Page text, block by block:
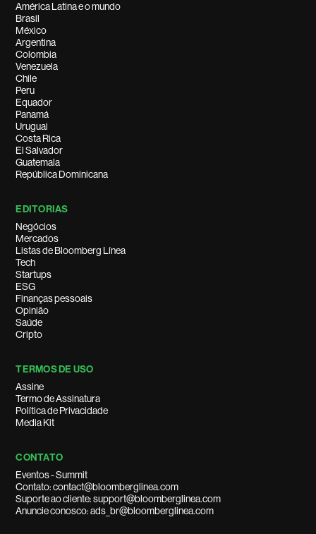
América Latina e o mundo
Brasil
México
Argentina
Colombia
Venezuela
Chile
Peru
Equador
Panamá
Uruguai
Costa Rica
El Salvador
Guatemala
República Dominicana
EDITORIAS
Negócios
Mercados
Listas de Bloomberg Línea
Tech
Startups
ESG
Finanças pessoais
Opinião
Saúde
Cripto
TERMOS DE USO
Assine
Termo de Assinatura
Política de Privacidade
Media Kit
CONTATO
Eventos - Summit
Contato: contact@bloomberglinea.com
Suporte ao cliente: support@bloomberglinea.com
Anuncie conosco: ads_br@bloomberglinea.com